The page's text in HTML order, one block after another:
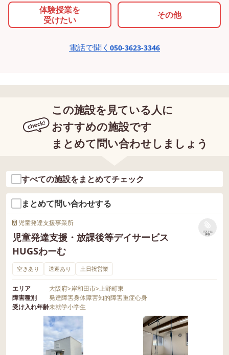
体験授業を
受けたい
その他
電話で聞く 050-3623-3346
この施設を見ている人に
おすすめの施設です
まとめて問い合わせしましょう
すべての施設をまとめてチェック
まとめて問い合わせする
児童発達支援事業所
児童発達支援・放課後等デイサービス
HUGSわーむ
リストに
保存
空きあり 送迎あり 土日祝営業
エリア 大阪府>岸和田市>上野町東
障害種別
発達障害身体障害知的障害重症心身
受け入れ年齢未就学小学生